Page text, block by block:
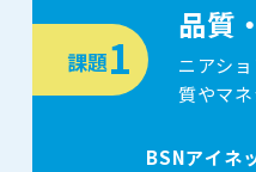
課題1
品質
ニアシ
質やマ